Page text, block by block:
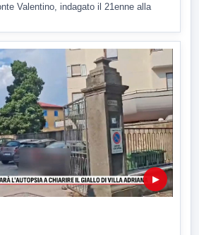
Valentino, indagato il 21enne alla
▶